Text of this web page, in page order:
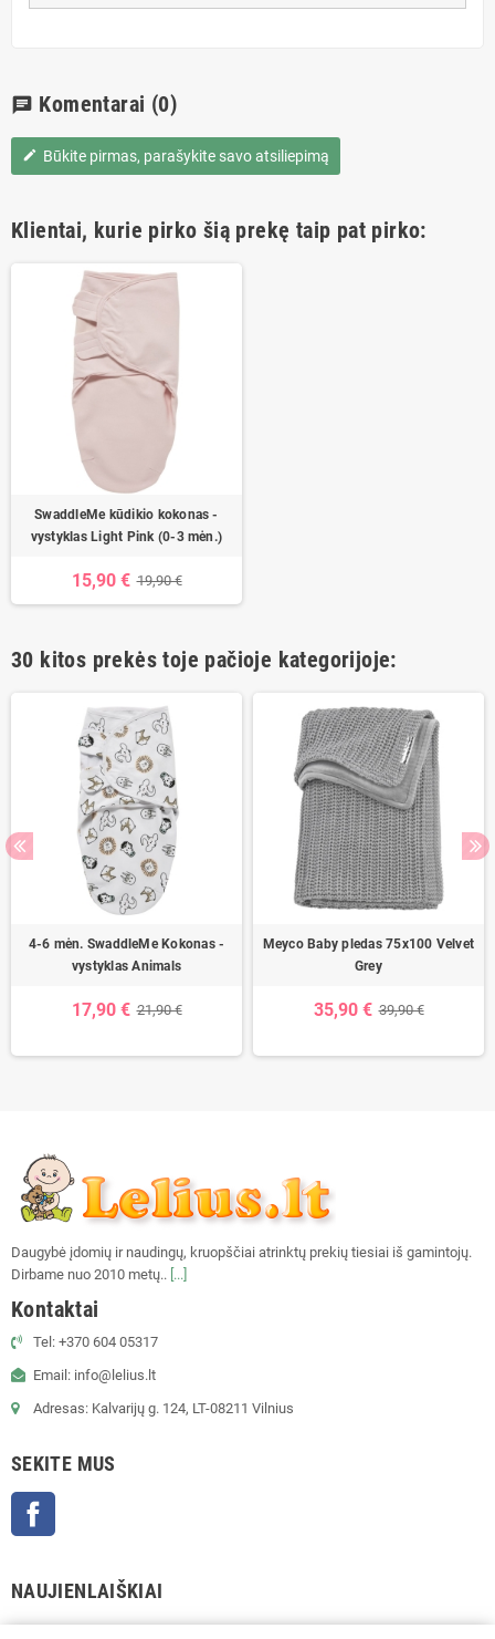
chat Komentarai (0)
edit Būkite pirmas, parašykite savo atsiliepimą
Klientai, kurie pirko šią prekę taip pat pirko:
SwaddleMe kūdikio kokonas -
vystyklas Light Pink (0-3 mėn.)
15,90 € 19,90 €
30 kitos prekės toje pačioje kategorijoje:
4-6 mėn. SwaddleMe Kokonas -
vystyklas Animals
17,90 € 21,90 €
Meyco Baby pledas 75x100 Velvet
Grey
35,90 € 39,90 €
Daugybė įdomių ir naudingų, kruopščiai atrinktų prekių tiesiai iš gamintojų.
Dirbame nuo 2010 metų.. [...]
Kontaktai
Tel: +370 604 05317
Email: info@lelius.lt
Adresas: Kalvarijų g. 124, LT-08211 Vilnius
SEKITE MUS
NAUJIENLAIŠKIAI